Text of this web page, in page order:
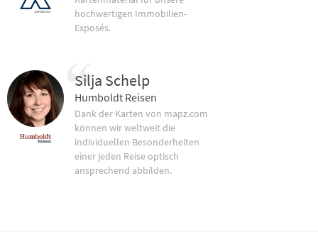
hochwertigen Immobilien-
Exposés.
Silja Schelp
Humboldt Reisen
Dank der Karten von mapz.com
können wir weltweit die
individuellen Besonderheiten
einer jeden Reise optisch
ansprechend abbilden.